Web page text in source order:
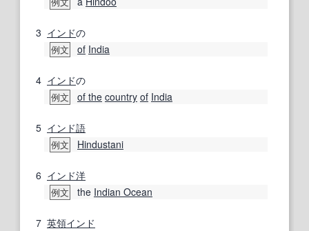
3 インドの
例文 of India
4 インドの
例文 of the country of India
5 インド語
例文 Hindustani
6 インド洋
例文 the Indian Ocean
7 英領インド